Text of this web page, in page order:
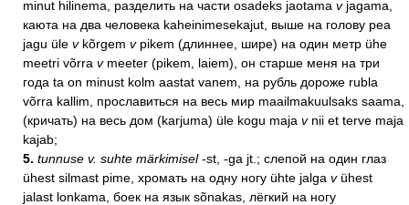
minut hilinema, разделить на части osadeks jaotama vjagama,
каюта на два человека kaheinimesekajut, выше на голову pea
jagu üle vkõrgem vpikem (длиннее, шире) на один метр ühe
meetri võrra vmeeter (pikem, laiem), он старше меня на три
года ta on minust kolm aastat vanem, на рубль дороже rubla
võrra kallim, прославиться на весь мир maailmakuulsaks saama,
(кричать) на весь дом (karjuma) üle kogu maja vnii et terve maja
kajab;
5. tunnuse v. suhte märkimisel-st, -ga jt.; слепой на один глаз
ühest silmast pime, хромать на одну ногу ühte jalga vühest
jalast lonkama, боeк на язык sõnakas, лёгкий на ногу